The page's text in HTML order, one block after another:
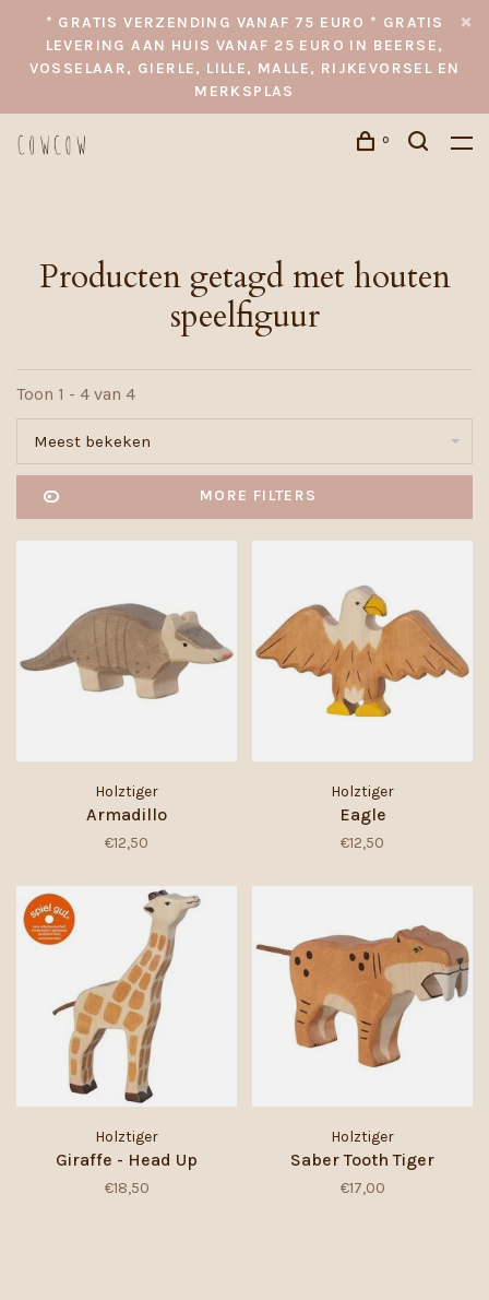
* GRATIS VERZENDING VANAF 75 EURO * GRATIS
LEVERING AAN HUIS VANAF 25 EURO IN BEERSE,
VOSSELAAR, GIERLE, LILLE, MALLE, RIJKEVORSEL EN
MERKSPLAS
0
Producten getagd met houten
speelfiguur
Toon 1 - 4 van 4
Meest bekeken
MORE FILTERS
Holztiger
Armadillo
€12,50
Holztiger
Eagle
€12,50
Holztiger
Giraffe - Head Up
€18,50
Holztiger
Saber Tooth Tiger
€17,00